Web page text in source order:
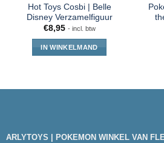
Hot Toys Cosbi | Belle
Disney Verzamelfiguur
€8,95 - incl. btw
IN WINKELMAND
ARLYTOYS | POKEMON WINKEL VAN